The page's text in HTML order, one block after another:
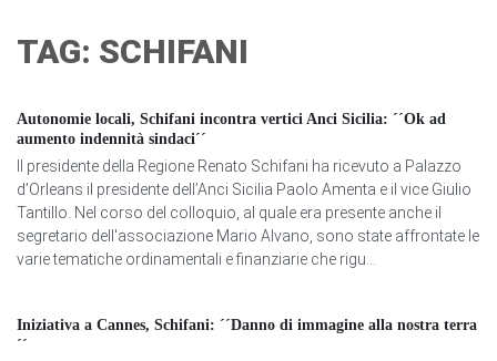
TAG: SCHIFANI
Autonomie locali, Schifani incontra vertici Anci Sicilia: ´´Ok ad
aumento indennità sindaci´´
Il presidente della Regione Renato Schifani ha ricevuto a Palazzo
d’Orleans il presidente dell’Anci Sicilia Paolo Amenta e il vice Giulio
Tantillo. Nel corso del colloquio, al quale era presente anche il
segretario dell'associazione Mario Alvano, sono state affrontate le
varie tematiche ordinamentali e finanziarie che rigu...
Iniziativa a Cannes, Schifani: ´´Danno di immagine alla nostra terra
´´